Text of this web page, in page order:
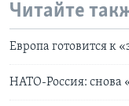
Читайте
Европа готовится к
НАТО-Россия: снова